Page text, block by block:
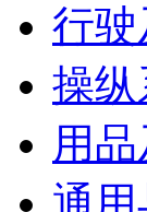
行
操
用
通